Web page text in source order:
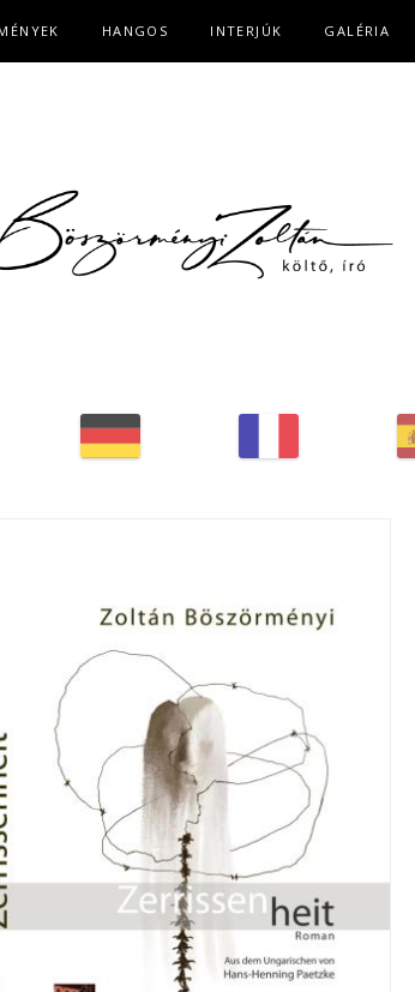
HANGOS INTERJÚK GALÉRIA